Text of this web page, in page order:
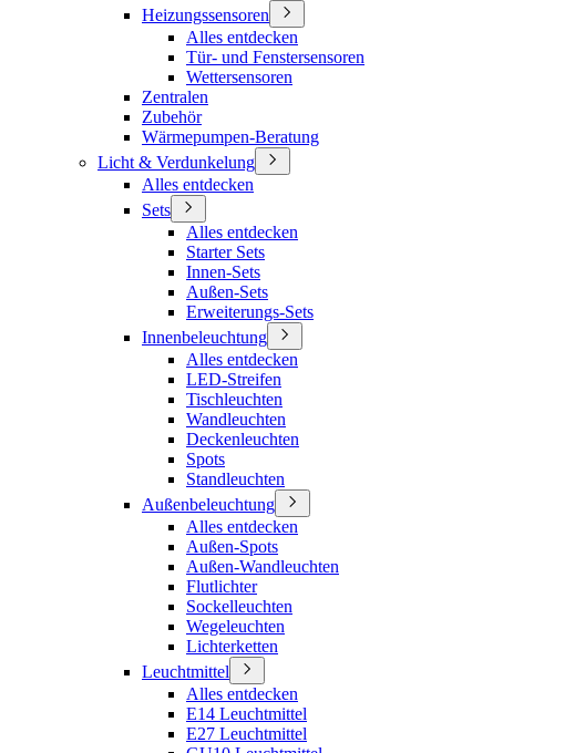
Heizungssensoren
Alles entdecken
Tür- und Fenstersensoren
Wettersensoren
Zentralen
Zubehör
Wärmepumpen-Beratung
Licht & Verdunkelung
Alles entdecken
Sets
Alles entdecken
Starter Sets
Innen-Sets
Außen-Sets
Erweiterungs-Sets
Innenbeleuchtung
Alles entdecken
LED-Streifen
Tischleuchten
Wandleuchten
Deckenleuchten
Spots
Standleuchten
Außenbeleuchtung
Alles entdecken
Außen-Spots
Außen-Wandleuchten
Flutlichter
Sockelleuchten
Wegeleuchten
Lichterketten
Leuchtmittel
Alles entdecken
E14 Leuchtmittel
E27 Leuchtmittel